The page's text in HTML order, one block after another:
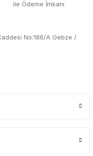
ile Ödeme İmkanı
No:186/A Gebze /